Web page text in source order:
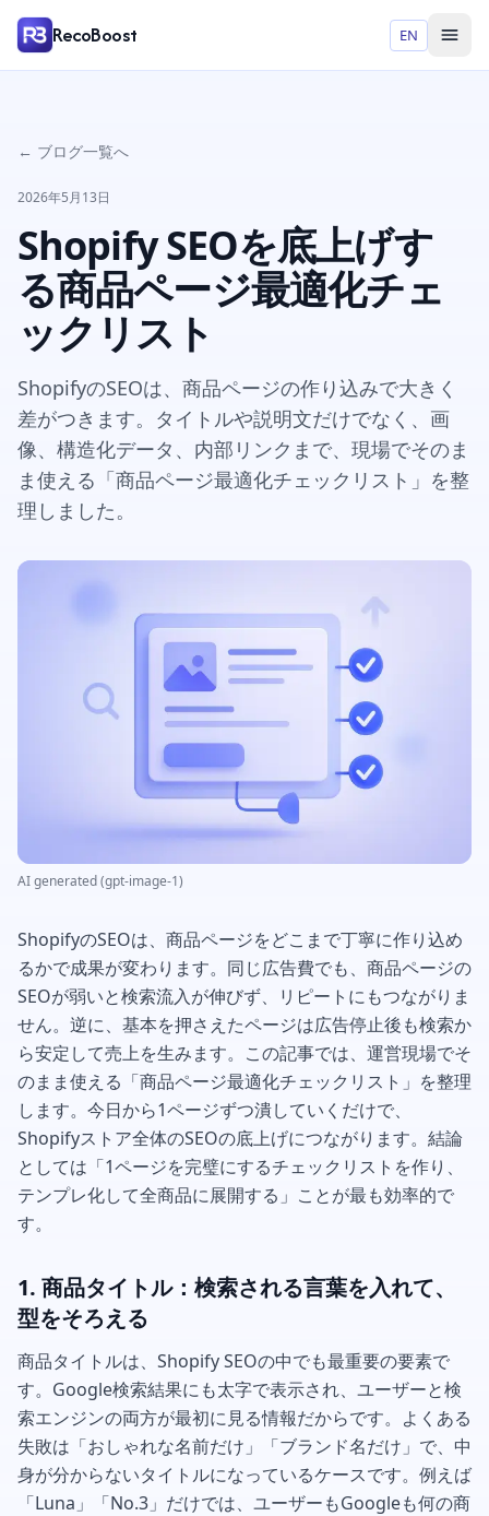
RecoBoost EN
← ブログ一覧へ
2026年5月13日
Shopify SEOを底上げす
る商品ページ最適化チェ
ックリスト
ShopifyのSEOは、商品ページの作り込みで大きく
差がつきます。タイトルや説明文だけでなく、画
像、構造化データ、内部リンクまで、現場でそのま
ま使える「商品ページ最適化チェックリスト」を整
理しました。
AI generated (gpt-image-1)
ShopifyのSEOは、商品ページをどこまで丁寧に作り込め
るかで成果が変わります。同じ広告費でも、商品ページの
SEOが弱いと検索流入が伸びず、リピートにもつながりま
せん。逆に、基本を押さえたページは広告停止後も検索か
ら安定して売上を生みます。この記事では、運営現場でそ
のまま使える「商品ページ最適化チェックリスト」を整理
します。今日から1ページずつ潰していくだけで、
Shopifyストア全体のSEOの底上げにつながります。結論
としては「1ページを完璧にするチェックリストを作り、
テンプレ化して全商品に展開する」ことが最も効率的で
す。
1. 商品タイトル：検索される言葉を入れて、
型をそろえる
商品タイトルは、Shopify SEOの中でも最重要の要素で
す。Google検索結果にも太字で表示され、ユーザーと検
索エンジンの両方が最初に見る情報だからです。よくある
失敗は「おしゃれな名前だけ」「ブランド名だけ」で、中
身が分からないタイトルになっているケースです。例えば
「Luna」「No.3」だけでは、ユーザーもGoogleも何の商